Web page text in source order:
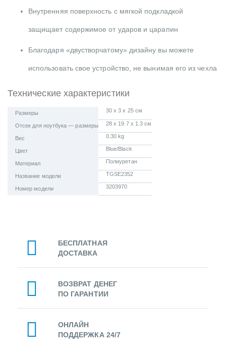
Внутренняя поверхность с мягкой подкладкой
защищает содержимое от ударов и царапин
Благодаря «двустворчатому» дизайну вы можете
использовать свое устройство, не вынимая его из чехла
Технические характеристики
Размеры 30 x 3 x 25 см
Отсек для ноутбука — размеры 28 x 19.7 x 1.3 см
Вес 0.30 kg
Цвет Blue/Black
Материал Полиуретан
Название модели TGSE2352
Номер модели 3203970
БЕСПЛАТНАЯ
ДОСТАВКА
ВОЗВРАТ ДЕНЕГ
ПО ГАРАНТИИ
ОНЛАЙН
ПОДДЕРЖКА 24/7